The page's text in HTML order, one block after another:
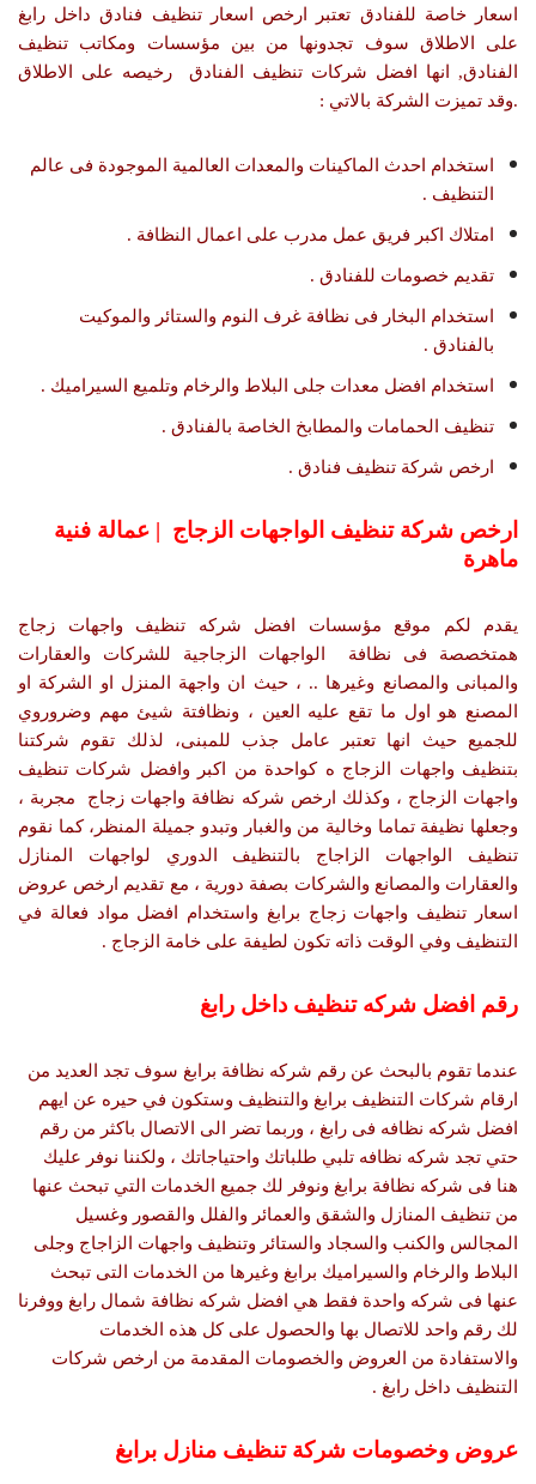
اسعار خاصة للفنادق تعتبر ارخص اسعار تنظيف فنادق داخل رابغ
على الاطلاق سوف تجدونها من بين مؤسسات ومكاتب تنظيف
الفنادق, انها افضل شركات تنظيف الفنادق رخيصه على الاطلاق
.وقد تميزت الشركة بالاتي :
استخدام احدث الماكينات والمعدات العالمية الموجودة فى عالم
التنظيف .
امتلاك اكبر فريق عمل مدرب على اعمال النظافة .
تقديم خصومات للفنادق .
استخدام البخار فى نظافة غرف النوم والستائر والموكيت
بالفنادق .
استخدام افضل معدات جلى البلاط والرخام وتلميع السيراميك .
تنظيف الحمامات والمطابخ الخاصة بالفنادق .
ارخص شركة تنظيف فنادق .
ارخص شركة تنظيف الواجهات الزجاج | عمالة فنية
ماهرة
يقدم لكم موقع مؤسسات افضل شركه تنظيف واجهات زجاج
همتخصصة فى نظافة الواجهات الزجاجية للشركات والعقارات
والمبانى والمصانع وغيرها .. ، حيث ان واجهة المنزل او الشركة او
المصنع هو اول ما تقع عليه العين ، ونظافتة شيئ مهم وضروروي
للجميع حيث انها تعتبر عامل جذب للمبنى، لذلك تقوم شركتنا
بتنظيف واجهات الزجاج ه كواحدة من اكبر وافضل شركات تنظيف
واجهات الزجاج ، وكذلك ارخص شركه نظافة واجهات زجاج مجربة ،
وجعلها نظيفة تماما وخالية من والغبار وتبدو جميلة المنظر، كما نقوم
تنظيف الواجهات الزاجاج بالتنظيف الدوري لواجهات المنازل
والعقارات والمصانع والشركات بصفة دورية ، مع تقديم ارخص عروض
اسعار تنظيف واجهات زجاج برابغ واستخدام افضل مواد فعالة في
التنظيف وفي الوقت ذاته تكون لطيفة على خامة الزجاج .
رقم افضل شركه تنظيف داخل رابغ
عندما تقوم بالبحث عن رقم شركه نظافة برابغ سوف تجد العديد من
ارقام شركات التنظيف برابغ والتنظيف وستكون في حيره عن ايهم
افضل شركه نظافه فى رابغ ، وربما تضر الى الاتصال باكثر من رقم
حتي تجد شركه نظافه تلبي طلباتك واحتياجاتك ، ولكننا نوفر عليك
هنا فى شركه نظافة برابغ ونوفر لك جميع الخدمات التي تبحث عنها
من تنظيف المنازل والشقق والعمائر والفلل والقصور وغسيل
المجالس والكنب والسجاد والستائر وتنظيف واجهات الزاجاج وجلى
البلاط والرخام والسيراميك برابغ وغيرها من الخدمات التى تبحث
عنها فى شركه واحدة فقط هي افضل شركه نظافة شمال رابغ ووفرنا
لك رقم واحد للاتصال بها والحصول على كل هذه الخدمات
والاستفادة من العروض والخصومات المقدمة من ارخص شركات
التنظيف داخل رابغ .
عروض وخصومات شركة تنظيف منازل برابغ